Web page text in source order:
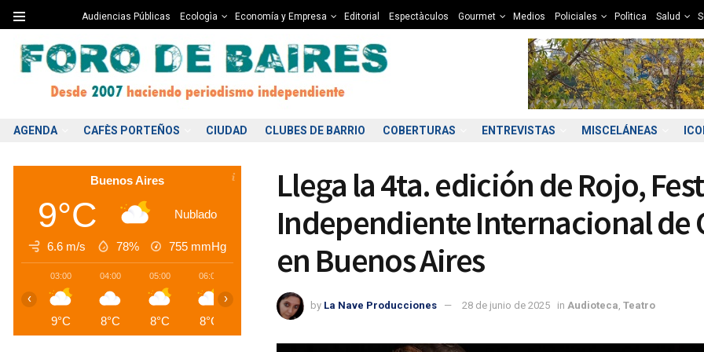
Audiencias Públicas Ecologìa Economía y Empresa Editorial Espectàculos Gourmet Medios Policiales Polìtica Salud
AGENDA CAFÈS PORTEÑOS CIUDAD CLUBES DE BARRIO COBERTURAS ENTREVISTAS MISCELÁNEAS
Llega la 4ta. edición de Rojo,
Independiente Internacional de
en Buenos Aires
by La Nave Producciones 28 de junio de 2025 in Audioteca Teatro
Buenos Aires
9°C Nublado
6.6 m/s 78% 755 mmHg
03:00
9°C
04:00
8°C
05:00
8°C
06:00
8°C 8°C
09:00 10:00 11:00
‹ ›